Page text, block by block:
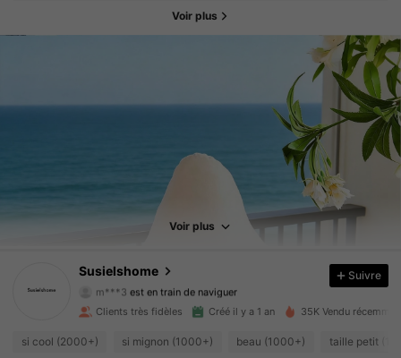
Voir plus
Voir plus
Susielshome
2.1K Suiveurs
2.1K Suiveurs
4.89
2.1K Suiveurs
4.89 2.1K Suiveurs
Suivre
Clients très fidèles Créé il y a 1 an 35K Vendu
si cool (2000+) si mignon (1000+) beau (1000+) taille petit